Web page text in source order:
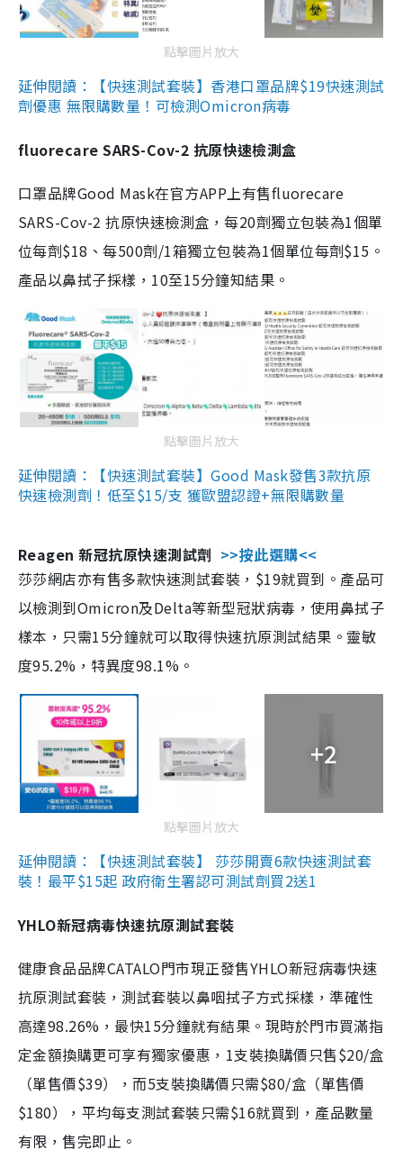
點擊圖片放大
延伸閱讀：【快速測試套裝】香港口罩品牌$19快速測試
劑優惠 無限購數量！可檢測Omicron病毒
fluorecare SARS-Cov-2 抗原快速檢測盒
口罩品牌Good Mask在官方APP上有售fluorecare
SARS-Cov-2 抗原快速檢測盒，每20劑獨立包裝為1個單
位每劑$18、每500劑/1箱獨立包裝為1個單位每劑$15。
產品以鼻拭子採樣，10至15分鐘知結果。
點擊圖片放大
延伸閱讀：【快速測試套裝】Good Mask發售3款抗原
快速檢測劑！低至$15/支 獲歐盟認證+無限購數量
Reagen 新冠抗原快速測試劑 >>按此選購<<
莎莎網店亦有售多款快速測試套裝，$19就買到。產品可
以檢測到Omicron及Delta等新型冠狀病毒，使用鼻拭子
樣本，只需15分鐘就可以取得快速抗原測試結果。靈敏
度95.2%，特異度98.1%。
+2
點擊圖片放大
延伸閱讀：【快速測試套裝】 莎莎開賣6款快速測試套
裝！最平$15起 政府衛生署認可測試劑買2送1
YHLO新冠病毒快速抗原測試套裝
健康食品品牌CATALO門市現正發售YHLO新冠病毒快速
抗原測試套裝，測試套裝以鼻咽拭子方式採樣，準確性
高達98.26%，最快15分鐘就有結果。現時於門市買滿指
定金額換購更可享有獨家優惠，1支裝換購價只售$20/盒
（單售價$39），而5支裝換購價只需$80/盒（單售價
$180），平均每支測試套裝只需$16就買到，產品數量
有限，售完即止。